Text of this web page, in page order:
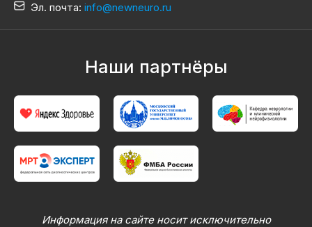
Эл. почта: info@newneuro.ru
Наши партнёры
Информация на сайте носит исключительно